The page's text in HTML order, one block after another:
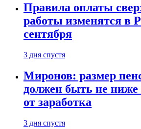
Правила оплаты
работы изменятся в
сентября
3 дня спустя
Миронов: размер
должен быть не ниже
от заработка
3 дня спустя